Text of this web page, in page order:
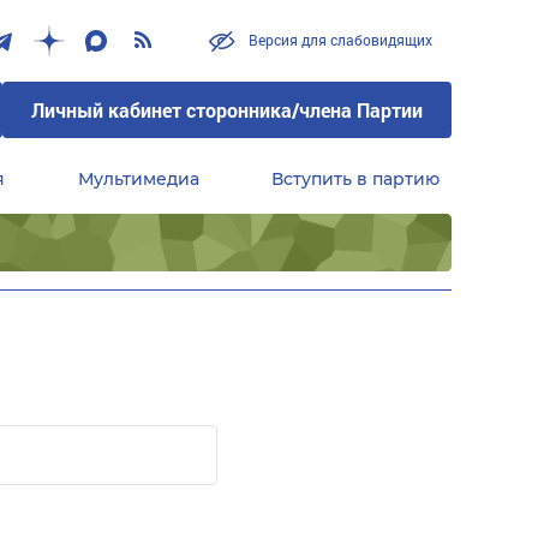
Версия для слабовидящих
Личный кабинет сторонника/члена Партии
Мультимедиа Вступить в партию